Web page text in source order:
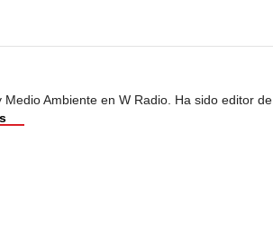
Ambiente en W Radio. Ha sido editor de